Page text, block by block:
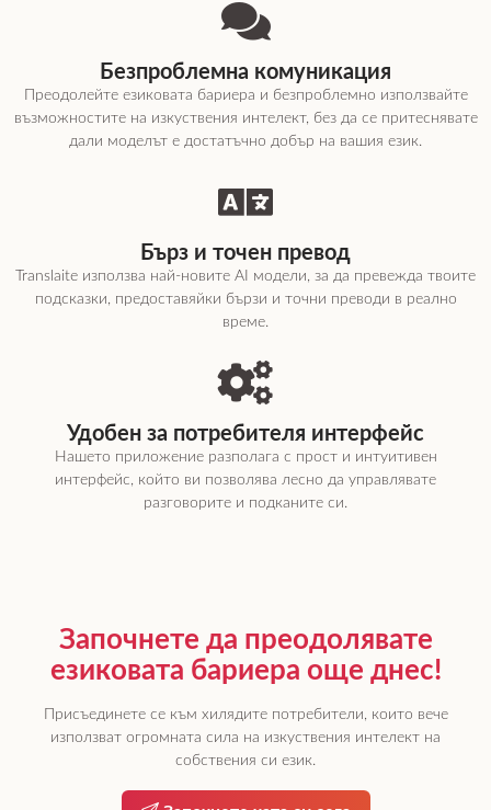
Безпроблемна комуникация
Преодолейте езиковата бариера и безпроблемно използвайте
възможностите на изкуствения интелект, без да се притеснявате
дали моделът е достатъчно добър на вашия език.
Бърз и точен превод
Translaite използва най-новите AI модели, за да превежда твоите
подсказки, предоставяйки бързи и точни преводи в реално
време.
Удобен за потребителя интерфейс
Нашето приложение разполага с прост и интуитивен
интерфейс, който ви позволява лесно да управлявате
разговорите и подканите си.
Започнете да преодолявате
езиковата бариера още днес!
Присъединете се към хилядите потребители, които вече
използват огромната сила на изкуствения интелект на
собствения си език.